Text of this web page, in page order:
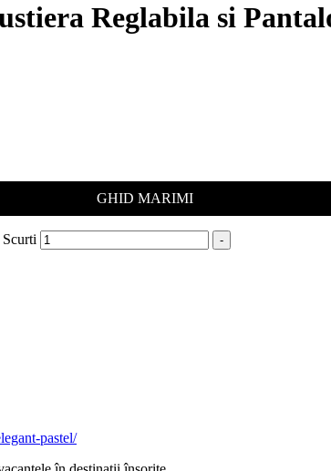
Reglabila si
GHID MARIMI
-
pastel/